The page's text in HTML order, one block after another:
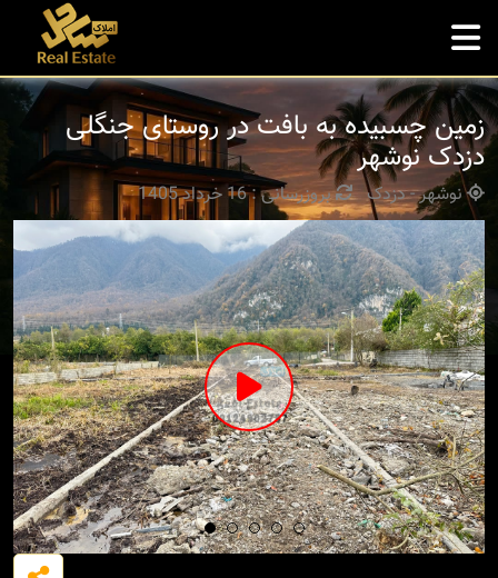
زمین چسبیده به بافت در روستای جنگلی
دزدک نوشهر
نوشهر - دزدک بروزرسانی : 16 خرداد 1405